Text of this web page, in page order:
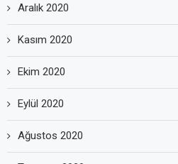
Aralık 2020
Kasım 2020
Ekim 2020
Eylül 2020
Ağustos 2020